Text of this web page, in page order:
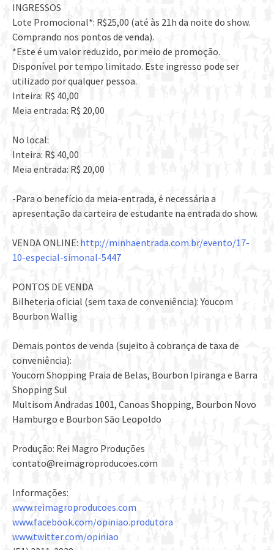
INGRESSOS
Lote Promocional*: R$25,00 (até às 21h da noite do show.
Comprando nos pontos de venda).
*Este é um valor reduzido, por meio de promoção.
Disponível por tempo limitado. Este ingresso pode ser
utilizado por qualquer pessoa.
Inteira: R$ 40,00
Meia entrada: R$ 20,00
No local:
Inteira: R$ 40,00
Meia entrada: R$ 20,00
-Para o benefício da meia-entrada, é necessária a
apresentação da carteira de estudante na entrada do show.
VENDA ONLINE: http://minhaentrada.com.br/evento/17-
10-especial-simonal-5447
PONTOS DE VENDA
Bilheteria oficial (sem taxa de conveniência): Youcom
Bourbon Wallig
Demais pontos de venda (sujeito à cobrança de taxa de
conveniência):
Youcom Shopping Praia de Belas, Bourbon Ipiranga e Barra
Shopping Sul
Multisom Andradas 1001, Canoas Shopping, Bourbon Novo
Hamburgo e Bourbon São Leopoldo
Produção: Rei Magro Produções
contato@reimagroproducoes.com
Informações:
www.reimagroproducoes.com
www.facebook.com/opiniao.produtora
www.twitter.com/opiniao